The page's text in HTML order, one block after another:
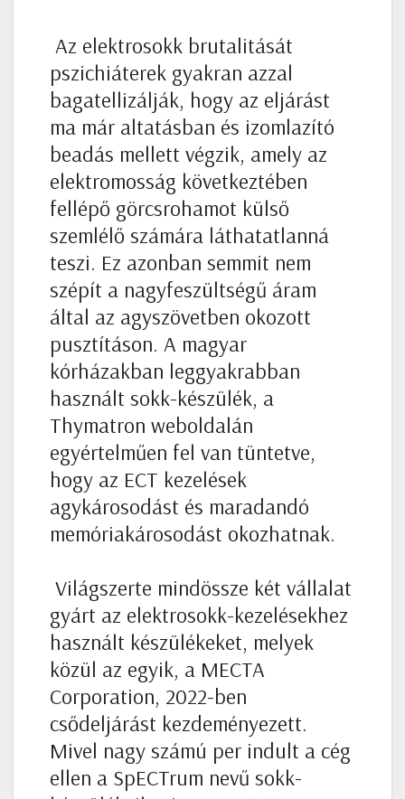
Az elektrosokk brutalitását
pszichiáterek gyakran azzal
bagatellizálják, hogy az eljárást
ma már altatásban és izomlazító
beadás mellett végzik, amely az
elektromosság következtében
fellépő görcsrohamot külső
szemlélő számára láthatatlanná
teszi. Ez azonban semmit nem
szépít a nagyfeszültségű áram
által az agyszövetben okozott
pusztításon. A magyar
kórházakban leggyakrabban
használt sokk-készülék, a
Thymatron weboldalán
egyértelműen fel van tüntetve,
hogy az ECT kezelések
agykárosodást és maradandó
memóriakárosodást okozhatnak.
Világszerte mindössze két vállalat
gyárt az elektrosokk-kezelésekhez
használt készülékeket, melyek
közül az egyik, a MECTA
Corporation, 2022-ben
csődeljárást kezdeményezett.
Mivel nagy számú per indult a cég
ellen a SpECTrum nevű sokk-